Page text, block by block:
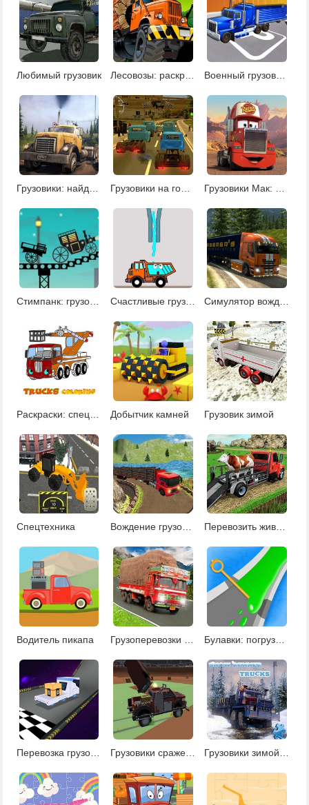
Любимый грузовик Лесовозы: раскраски Военный грузовик 2
Грузовики на гоночной трассе 3Д
Стимпанк: грузоперевозки Счастливые грузовики
Добытчик камней Грузовик зимой
Спецтехника Вождение грузовика Перевозить животных
Водитель пикапа Грузоперевозки в горах Булавки: погрузи краску 2
Перевозка грузов в космосе Грузовики сражения Грузовики зимой: пазлы